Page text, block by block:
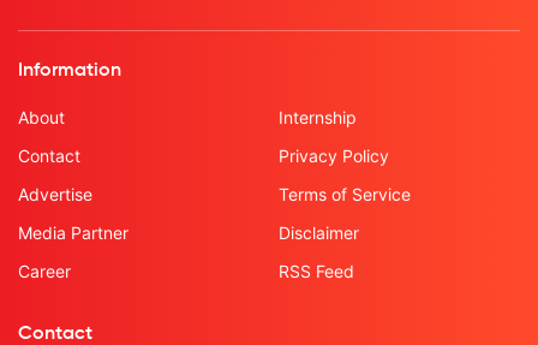
Information
About
Contact
Advertise
Media Partner
Career
Internship
Privacy Policy
Terms of Service
Disclaimer
RSS Feed
Contact